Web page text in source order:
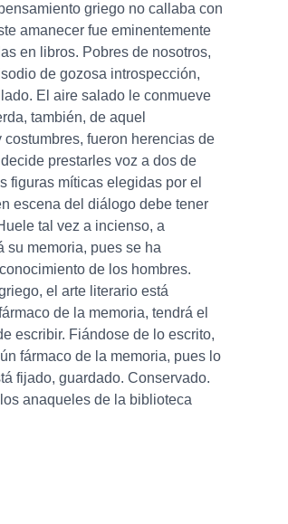
griego no callaba con
amanecer fue eminentemente
en libros. Pobres de nosotros,
de gozosa introspección,
El aire salado le conmueve
también, de aquel
fueron herencias de
prestarles voz a dos de
figuras míticas elegidas por el
escena del diálogo debe tener
tal vez a incienso, a
su memoria, pues se ha
de los hombres.
el arte literario está
de la memoria, tendrá el
escribir. Fiándose de lo escrito,
fármaco de la memoria, pues lo
fijado, guardado. Conservado.
anaqueles de la biblioteca